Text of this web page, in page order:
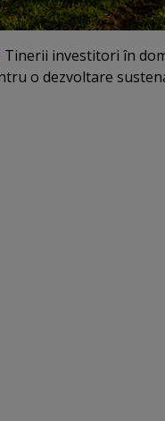
Tinerii investitori în
o dezvoltare